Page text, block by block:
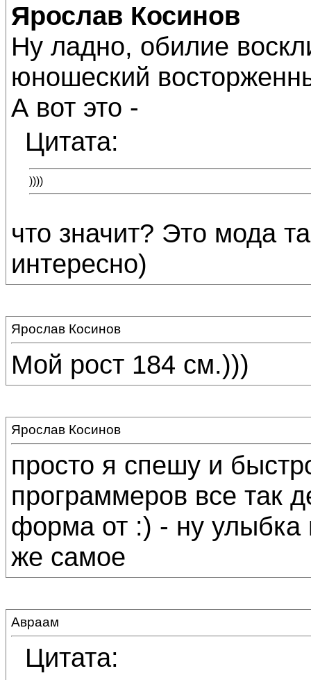
Ярослав Косинов
Ну ладно, обилие
юношеский
А вот это -
Цитата:
))))
что значит? Это мода
интересно)
Ярослав Косинов
Мой рост 184 см.)))
Ярослав Косинов
просто я спешу и
программеров все так
форма от :) - ну
же самое
Авраам
Цитата: